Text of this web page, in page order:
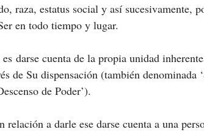
raza, estatus social y así sucesivamente,
en todo tiempo y lugar.
darse cuenta de la propia unidad
de Su dispensación (también denominada
de Poder’).
a darle ese darse cuenta a una